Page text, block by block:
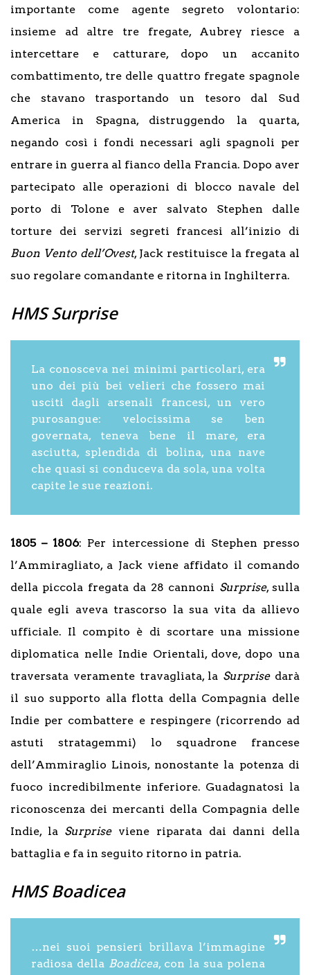
importante come agente segreto volontario:
insieme ad altre tre fregate, Aubrey riesce a
intercettare e catturare, dopo un accanito
combattimento, tre delle quattro fregate spagnole
che stavano trasportando un tesoro dal Sud
America in Spagna, distruggendo la quarta,
negando così i fondi necessari agli spagnoli per
entrare in guerra al fianco della Francia. Dopo aver
partecipato alle operazioni di blocco navale del
porto di Tolone e aver salvato Stephen dalle
torture dei servizi segreti francesi all’inizio di
Buon Vento dell’Ovest, Jack restituisce la fregata al
suo regolare comandante e ritorna in Inghilterra.
HMS Surprise
La conosceva nei minimi particolari, era
uno dei più bei velieri che fossero mai
usciti dagli arsenali francesi, un vero
purosangue: velocissima se ben
governata, teneva bene il mare, era
asciutta, splendida di bolina, una nave
che quasi si conduceva da sola, una volta
capite le sue reazioni.
1805 – 1806: Per intercessione di Stephen presso
l’Ammiragliato, a Jack viene affidato il comando
della piccola fregata da 28 cannoni Surprise, sulla
quale egli aveva trascorso la sua vita da allievo
ufficiale. Il compito è di scortare una missione
diplomatica nelle Indie Orientali, dove, dopo una
traversata veramente travagliata, la Surprisedarà
il suo supporto alla flotta della Compagnia delle
Indie per combattere e respingere (ricorrendo ad
astuti stratagemmi) lo squadrone francese
dell’Ammiraglio Linois, nonostante la potenza di
fuoco incredibilmente inferiore. Guadagnatosi la
riconoscenza dei mercanti della Compagnia delle
Indie, la Surpriseviene riparata dai danni della
battaglia e fa in seguito ritorno in patria.
HMS Boadicea
…nei suoi pensieri brillava l’immagine
radiosa della Boadicea, con la sua polena